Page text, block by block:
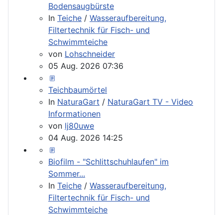
Bodensaugbürste
In Teiche / Wasseraufbereitung,
Filtertechnik für Fisch- und
Schwimmteiche
von Lohschneider
05 Aug. 2026 07:36
Teichbaumörtel
In NaturaGart / NaturaGart TV - Video
Informationen
von lj80uwe
04 Aug. 2026 14:25
Biofilm - "Schlittschuhlaufen" im
Sommer...
In Teiche / Wasseraufbereitung,
Filtertechnik für Fisch- und
Schwimmteiche